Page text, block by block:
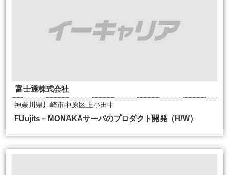
富士通株式会社
神奈川県川崎市中原区上小田中
FUujits－MONAKAサーバのプロダクト開発（H/W）